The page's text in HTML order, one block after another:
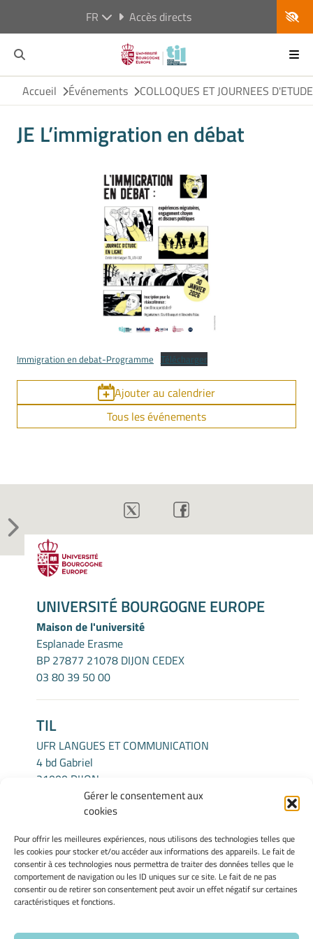
Gérer le consentement aux
cookies
Pour offrir les meilleures expériences, nous utilisons des technologies telles que
les cookies pour stocker et/ou accéder aux informations des appareils. Le fait de
consentir à ces technologies nous permettra de traiter des données telles que le
comportement de navigation ou les ID uniques sur ce site. Le fait de ne pas
consentir ou de retirer son consentement peut avoir un effet négatif sur certaines
caractéristiques et fonctions.
FR Accès directs
Accueil Événements COLLOQUES ET JOURNEES
JE L’immigration en débat
Immigration en debat-Programme Télécharger
Ajouter au calendrier
Tous les événements
UNIVERSITÉ BOURGOGNE EUROPE
Maison de l'université
Esplanade Erasme
BP 27877 21078 DIJON CEDEX
03 80 39 50 00
TIL
UFR LANGUES ET COMMUNICATION
4 bd Gabriel
21000 DIJON
Mentions légales
Gérer mes cookies
Politique de cookies
Déclaration de confidentialité